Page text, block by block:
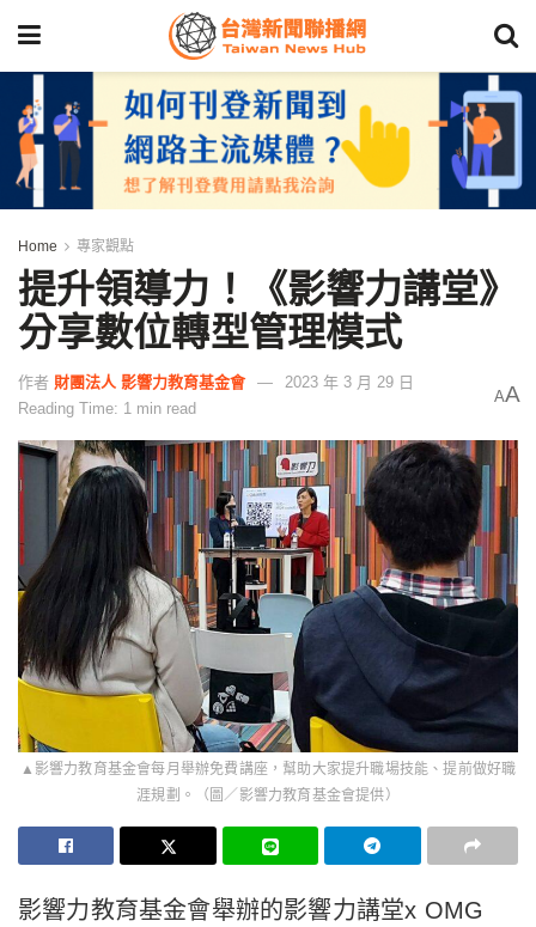
Home 專家觀點
提升領導力！《影響力講堂》
分享數位轉型管理模式
作者 財團法人 影響力教育基金會
2023 年 3 月 29 日
Reading Time: 1 min read
AA
▲影響力教育基金會每月舉辦免費講座，幫助大家提升職場技能、提前做好職
涯規劃。（圖／影響力教育基金會提供）
影響力教育基金會舉辦的影響力講堂x OMG